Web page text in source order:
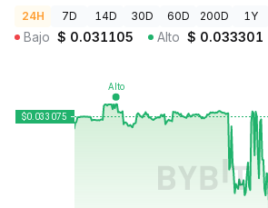
24H 7D 14D 30D 60D 200D 1Y
Bajo $ 0.031105 Alto $ 0.033301